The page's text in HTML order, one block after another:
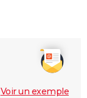
Voir un exemple